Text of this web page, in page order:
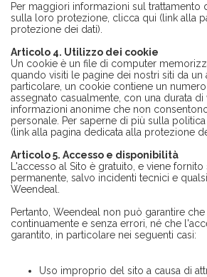
Per maggiori informazioni sul trattamento
sulla loro protezione, clicca qui (link alla
protezione dei dati).
Articolo 4. Utilizzo dei cookie
Un cookie è un file di computer
quando visiti le pagine dei nostri siti da un
particolare, un cookie contiene un
assegnato casualmente, con una durata di
informazioni anonime che non
personale. Per saperne di più sulla
(link alla pagina dedicata alla protezione
Articolo 5. Accesso e disponibilità
L'accesso al Sito è gratuito, e viene
permanente, salvo incidenti tecnici e
Weendeal.
Pertanto, Weendeal non può garantire
continuamente e senza errori, né che
garantito, in particolare nei seguenti casi:
Uso improprio del sito a causa di